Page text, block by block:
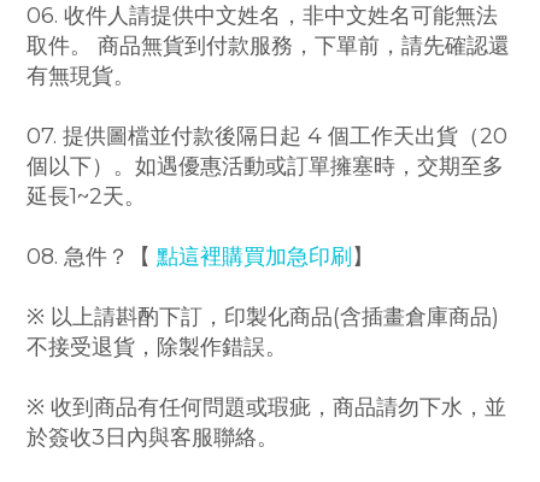
06. 收件人請提供中文姓名，非中文姓名可能無法
取件。 商品無貨到付款服務，下單前，請先確認還
有無現貨。
07. 提供圖檔並付款後隔日起 4 個工作天出貨（20
個以下）。如遇優惠活動或訂單擁塞時， 交期至多
延長1~2天。
08. 急件？ 【 點這裡購買加急印刷 】
※ 以上請斟酌下訂，印製化商品(含插畫倉庫商品)
不接受退貨，除製作錯誤。
※ 收到商品有任何問題或瑕疵，商品請勿下水，並
於簽收3日內與客服聯絡。